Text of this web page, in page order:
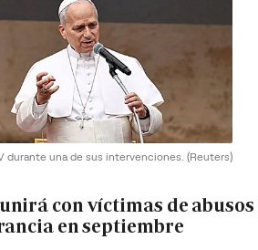
durante una de sus intervenciones. (Reuters)
con víctimas de abusos
en septiembre